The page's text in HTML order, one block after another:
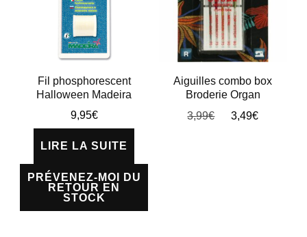
Les
options
peuvent
être
choisies
sur
Fil phosphorescent
Halloween Madeira
9,95€
LIRE LA SUITE
PRÉVENEZ-MOI DU
RETOUR EN
STOCK
Aiguilles combo box
Broderie Organ
3,99€
Le
3,49€